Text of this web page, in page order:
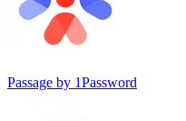
Passage by 1Password